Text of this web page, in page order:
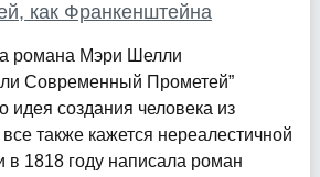
как Франкенштейна
романа Мэри Шелли
Современный Прометей”
идея создания человека из
также кажется нереалестичной
в 1818 году написала роман